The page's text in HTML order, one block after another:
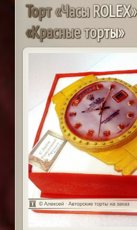
Торт«ЧасыROLEX»
«Красныеторты»